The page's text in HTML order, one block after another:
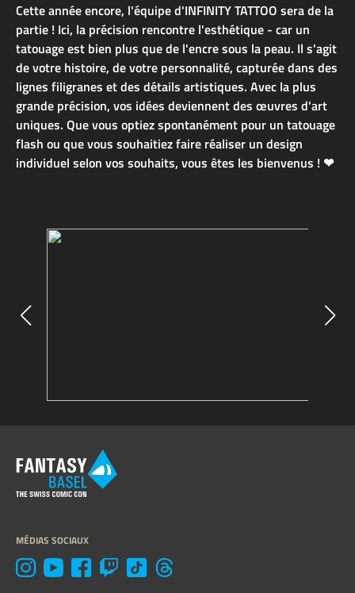
Cette année encore, l'équipe d'INFINITY TATTOO sera de la
partie ! Ici, la précision rencontre l'esthétique - car un
tatouage est bien plus que de l'encre sous la peau. Il s'agit
de votre histoire, de votre personnalité, capturée dans des
lignes filigranes et des détails artistiques. Avec la plus
grande précision, vos idées deviennent des œuvres d'art
uniques. Que vous optiez spontanément pour un tatouage
flash ou que vous souhaitiez faire réaliser un design
individuel selon vos souhaits, vous êtes les bienvenus ! ❤︎
MÉDIAS SOCIAUX